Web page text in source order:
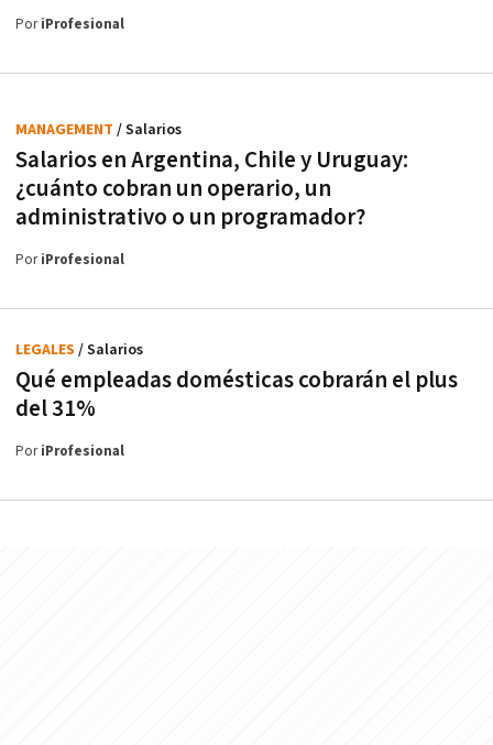
PoriProfesional
Salarios en Argentina, Chile y Uruguay:
¿cuánto cobran un operario, un
administrativo o un programador?
MANAGEMENT / Salarios
PoriProfesional
Qué empleadas domésticas cobrarán el plus
del 31%
LEGALES / Salarios
PoriProfesional